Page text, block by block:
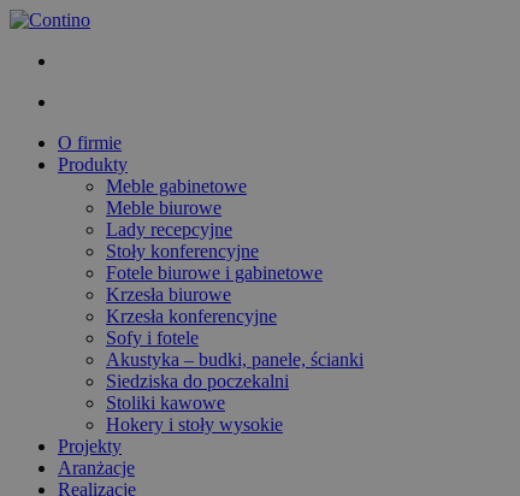
O firmie
Produkty
Meble gabinetowe
Meble biurowe
Lady recepcyjne
Stoły konferencyjne
Fotele biurowe i gabinetowe
Krzesła biurowe
Krzesła konferencyjne
Sofy i fotele
Akustyka – budki, panele, ścianki
Siedziska do poczekalni
Stoliki kawowe
Hokery i stoły wysokie
Projekty
Aranżacje
Realizacje